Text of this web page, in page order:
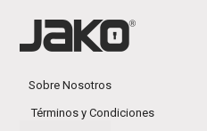
Sobre Nosotros
Términos y Condiciones